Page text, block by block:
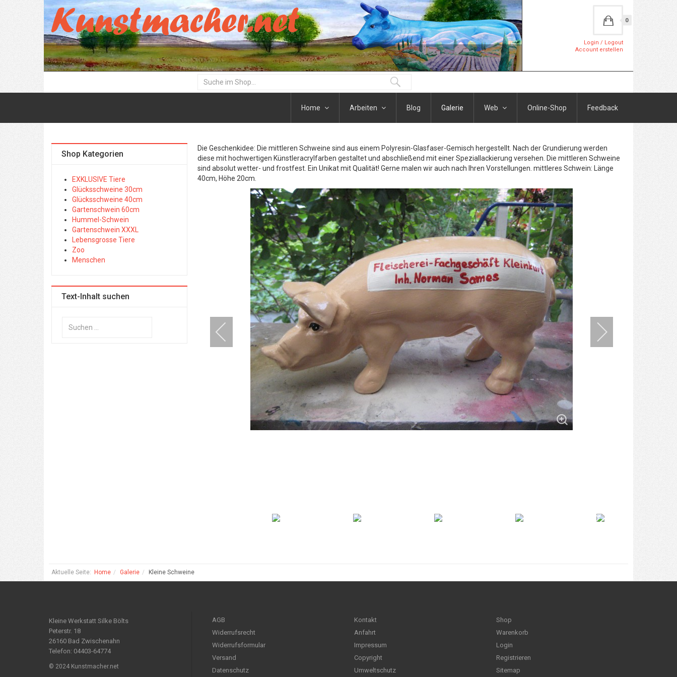
0
Login / Logout
Account erstellen
Home Arbeiten Blog Galerie Web Online-Shop Feedback
Die Geschenkidee: Die mittleren Schweine sind aus einem Polyresin-Glasfaser-Gemisch hergestellt. Nach der Grundierung werden
diese mit hochwertigen Künstleracrylfarben gestaltet und abschließend mit einer Speziallackierung versehen. Die mittleren Schweine
sind absolut wetter- und frostfest. Ein Unikat mit Qualität! Gerne malen wir auch nach Ihren Vorstellungen. mittleres Schwein: Länge
40cm, Höhe 20cm.
Shop Kategorien
EXKLUSIVE Tiere
Glücksschweine 30cm
Glücksschweine 40cm
Gartenschwein 60cm
Hummel-Schwein
Gartenschwein XXXL
Lebensgrosse Tiere
Zoo
Menschen
Text-Inhalt suchen
Aktuelle Seite: Home Galerie Kleine Schweine
Kleine Werkstatt Silke Bölts
Peterstr. 18
26160 Bad Zwischenahn
Telefon: 04403-64774
© 2024 Kunstmacher.net
AGB
Widerrufsrecht
Widerrufsformular
Versand
Datenschutz
Kontakt
Anfahrt
Impressum
Copyright
Umweltschutz
Shop
Warenkorb
Login
Registrieren
Sitemap